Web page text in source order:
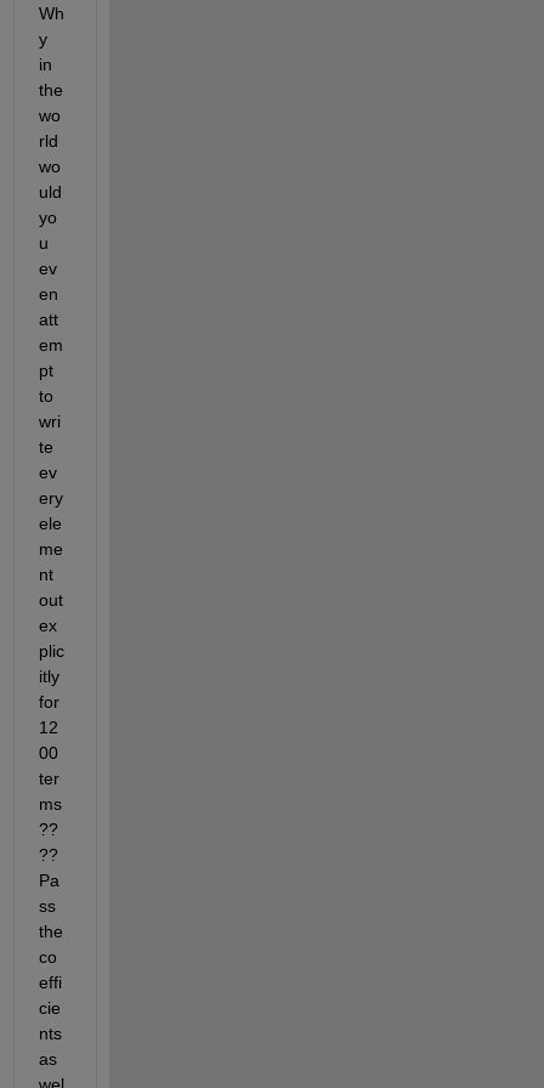
Wh
y
in
the
wo
rld
wo
uld
yo
u
ev
en
att
em
pt
to
wri
te
ev
ery
ele
me
nt
out
ex
plic
itly
for
12
00
ter
ms
??
??
Pa
ss
the
co
effi
cie
nts
as